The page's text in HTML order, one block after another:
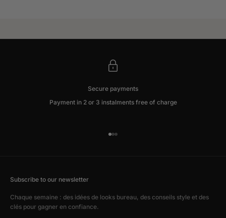
Secure payments
Payment in 2 or 3 instalments free of charge
Go to item 1
Go to item 2
Go to item 3
Subscribe to our newsletter
Chaque semaine : des idées de looks bureau, des conseils style et des
clés pour gagner en confiance.